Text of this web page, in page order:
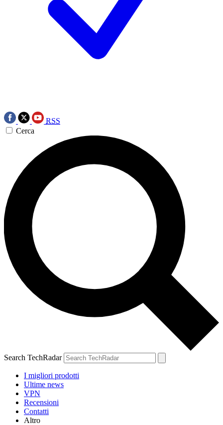
RSS
Cerca
Search TechRadar
I migliori prodotti
Ultime news
VPN
Recensioni
Contatti
Altro